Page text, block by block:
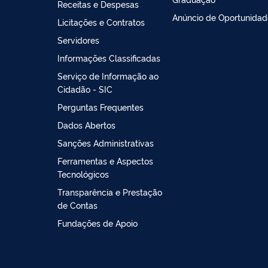
Receitas e Despesas
Licitações e Contratos
Servidores
Informações Classificadas
Serviço de Informação ao
Cidadão - SIC
Perguntas Frequentes
Dados Abertos
Sanções Administrativas
Ferramentas e Aspectos
Tecnológicos
Transparência e Prestação
de Contas
Fundações de Apoio
Anúncio de